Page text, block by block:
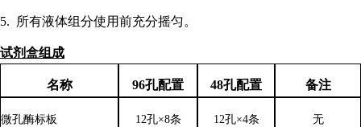
5. 所有液体组分使用前充分摇匀。
试剂盒组成
名称 96孔配置 48孔配置 备注
微孔酶标板 12孔×8条 12孔×4条 无